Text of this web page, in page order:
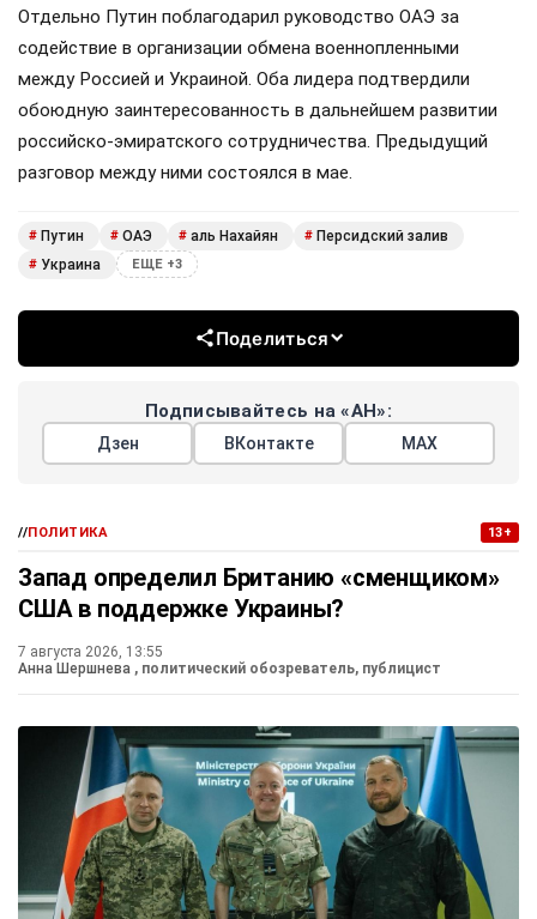
Отдельно Путин поблагодарил руководство ОАЭ за
содействие в организации обмена военнопленными
между Россией и Украиной. Оба лидера подтвердили
обоюдную заинтересованность в дальнейшем развитии
российско-эмиратского сотрудничества. Предыдущий
разговор между ними состоялся в мае.
# Путин # ОАЭ # аль Нахайян # Персидский залив
# Украина ЕЩЕ +3
Поделиться
Подписывайтесь на «АН»:
Дзен ВКонтакте МАХ
//ПОЛИТИКА 13+
Запад определил Британию «сменщиком»
США в поддержке Украины?
7 августа 2026, 13:55
Анна Шершнева , политический обозреватель, публицист